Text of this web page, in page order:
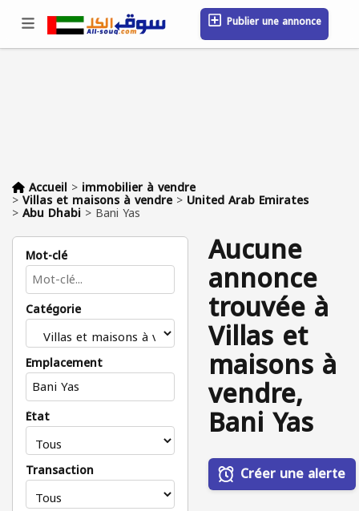
Publier une annonce
Se connecter / S'inscrire
Accueil > immobilier à vendre
>Villas et maisons à vendre > United Arab Emirates
>Abu Dhabi > Bani Yas
Mot-clé
Catégorie
Emplacement
État
Transaction
Aucune
annonce
trouvée à
Villas et
maisons à
vendre,
Bani Yas
Créer une alerte